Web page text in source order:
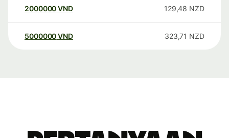
2000000VND 129,48 NZD
5000000VND 323,71 NZD